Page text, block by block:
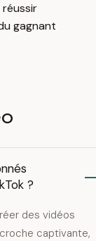
gagnant
?
des vidéos
captivante,